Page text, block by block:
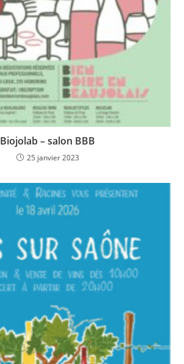
Biojolab – salon BBB
25 janvier 2023